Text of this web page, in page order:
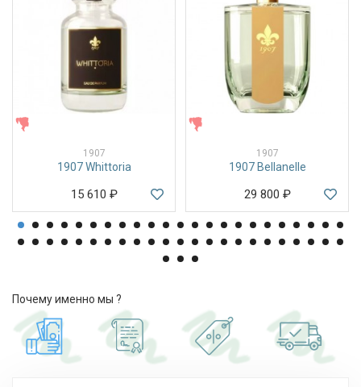
1907
1907 Whittoria
15 610 ₽
1907
1907 Bellanelle
29 800 ₽
Почему именно мы ?